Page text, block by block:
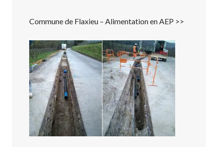
Commune de Flaxieu – Alimentation en AEP >>